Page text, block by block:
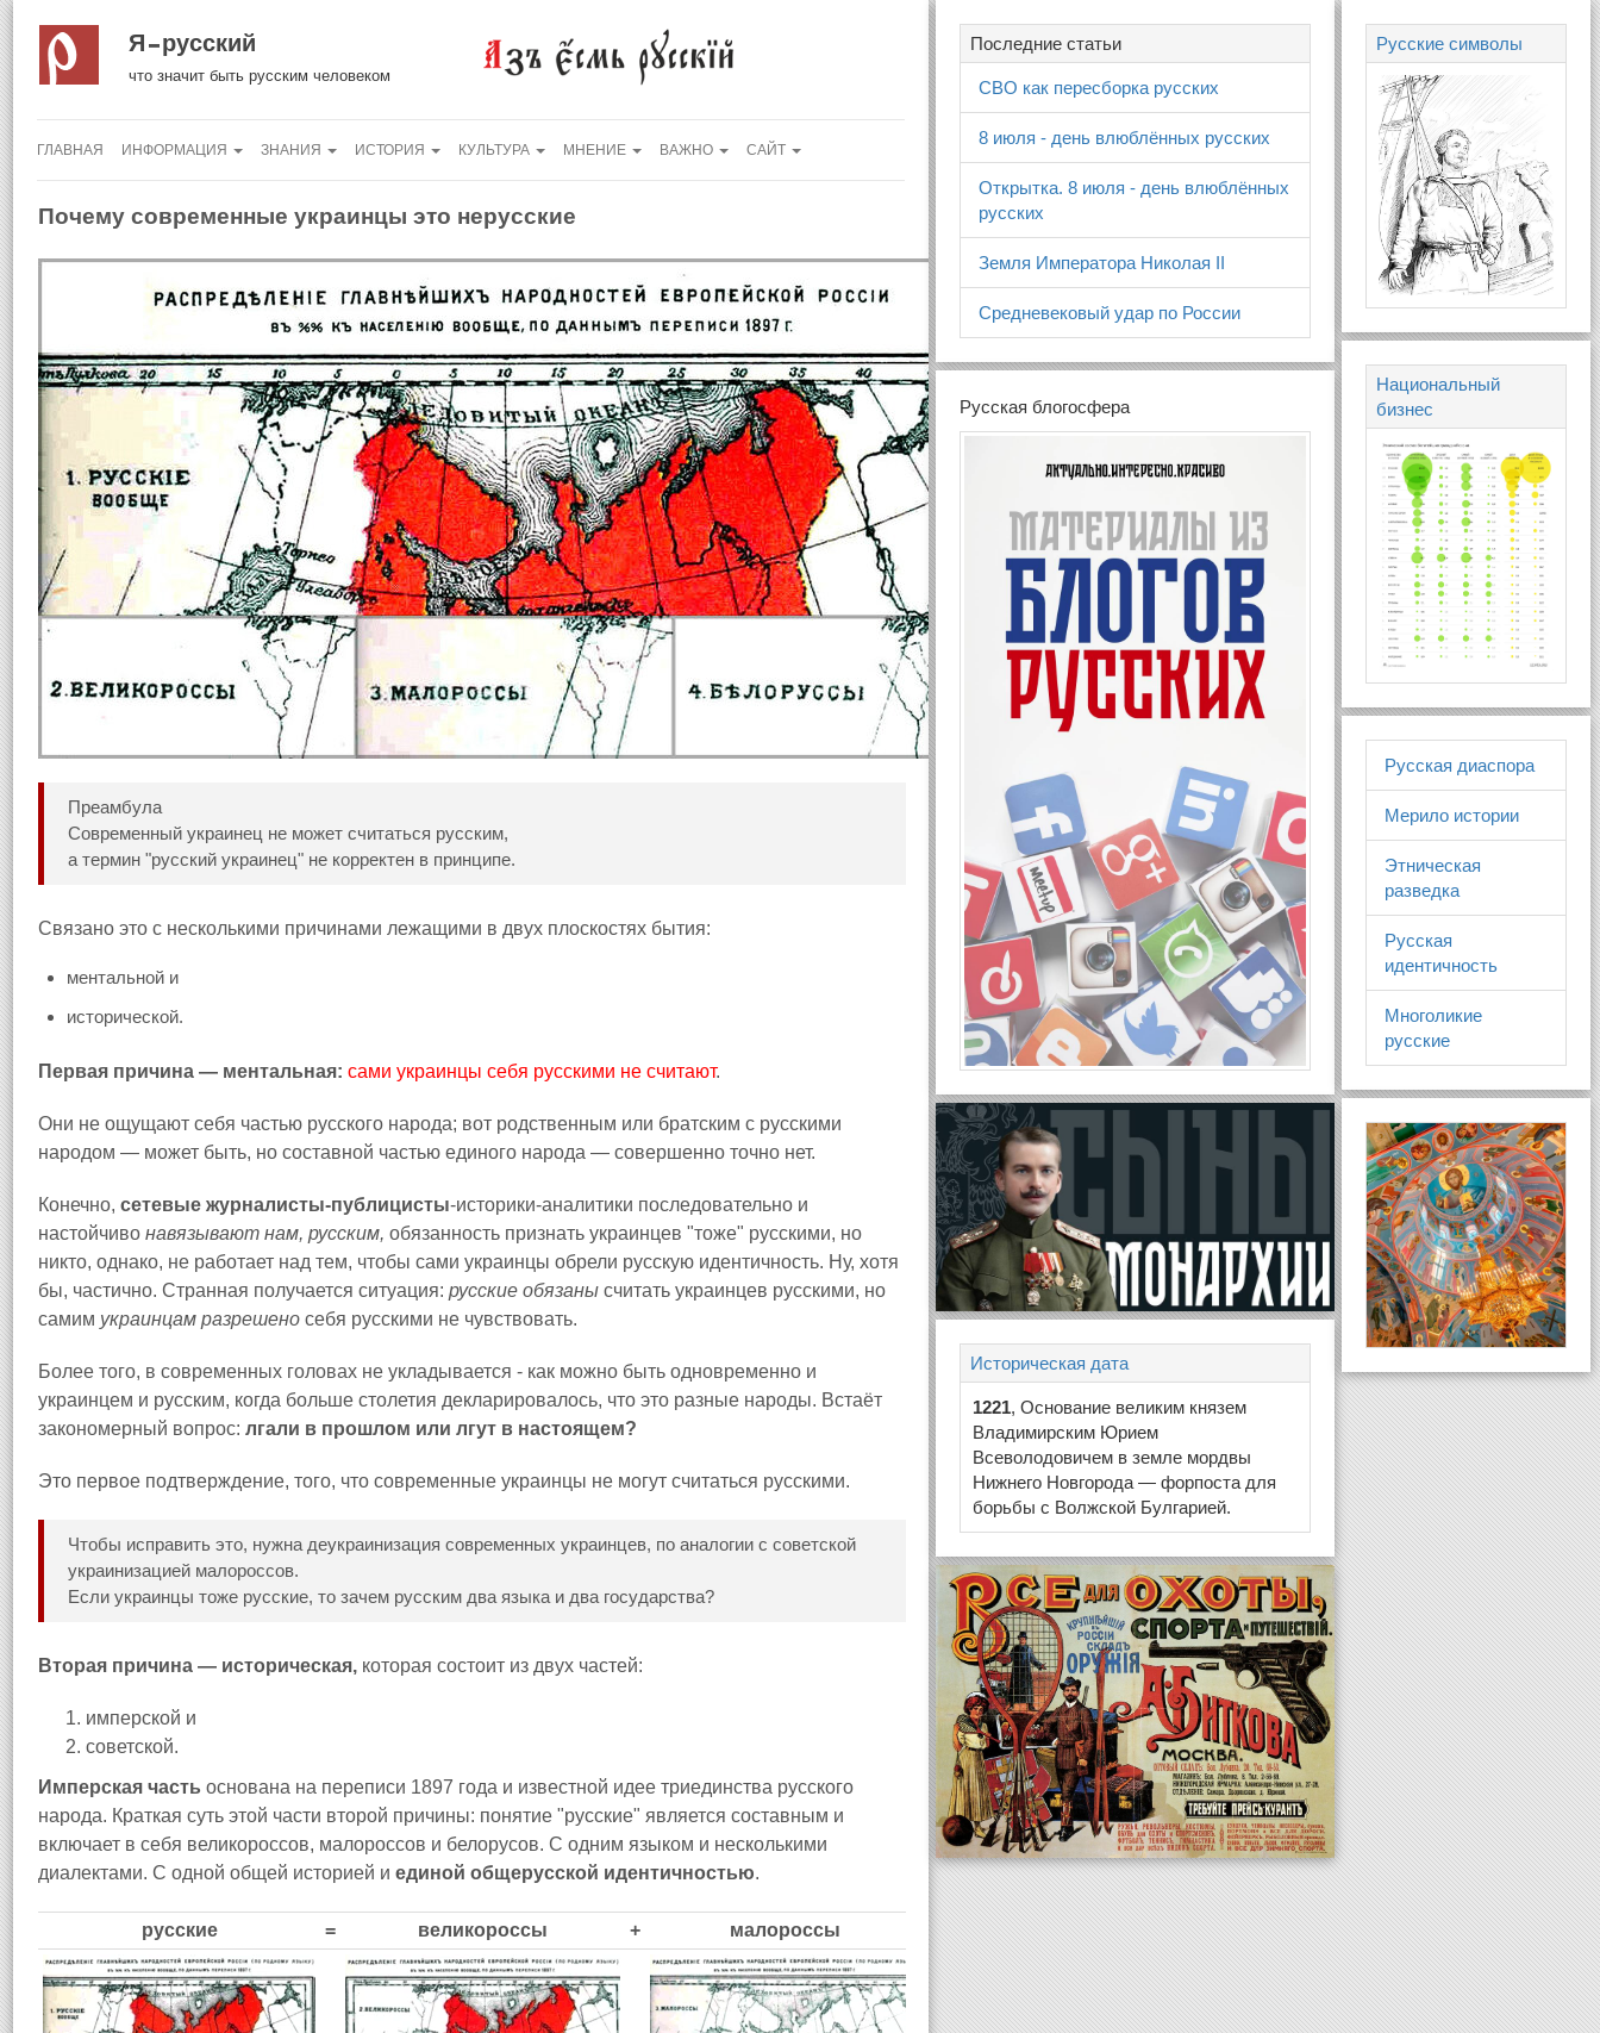
Я русский
что значит быть русским человеком
ГЛАВНАЯ ИНФОРМАЦИЯ ЗНАНИЯ ИСТОРИЯ КУЛЬТУРА МНЕНИЕ ВАЖНО САЙТ
Почему современные украинцы это нерусские
Преамбула
Современный украинец не может считаться русским,
а термин "русский украинец" не корректен в принципе.
Связано это с несколькими причинами лежащими в двух плоскостях бытия:
ментальной и
исторической.
Первая причина — ментальная: сами украинцы себя русскими не считают.
Они не ощущают себя частью русского народа; вот родственным или братским с русскими
народом — может быть, но составной частью единого народа — совершенно точно нет.
Конечно, сетевые журналисты-публицисты-историки-аналитики последовательно и
настойчиво навязывают нам, русским, обязанность признать украинцев "тоже" русскими, но
никто, однако, не работает над тем, чтобы сами украинцы обрели русскую идентичность. Ну, хотя
бы, частично. Странная получается ситуация: русские обязаны считать украинцев русскими, но
самим украинцам разрешено себя русскими не чувствовать.
Более того, в современных головах не укладывается - как можно быть одновременно и
украинцем и русским, когда больше столетия декларировалось, что это разные народы. Встаёт
закономерный вопрос: лгали в прошлом или лгут в настоящем?
Это первое подтверждение, того, что современные украинцы не могут считаться русскими.
Чтобы исправить это, нужна деукраинизация современных украинцев, по аналогии с советской
украинизацией малороссов.
Если украинцы тоже русские, то зачем русским два языка и два государства?
Вторая причина — историческая, которая состоит из двух частей:
имперской и
советской.
Имперская часть основана на переписи 1897 года и известной идее триединства русского
народа. Краткая суть этой части второй причины: понятие "русские" является составным и
включает в себя великороссов, малороссов и белорусов. С одним языком и несколькими
диалектами. С одной общей историей и единой общерусской идентичностью.
русские = великороссы + малороссы
Последние статьи
СВО как пересборка русских
8 июля - день влюблённых русских
Открытка. 8 июля - день влюблённых
русских
Земля Императора Николая II
Средневековый удар по России
Русская блогосфера
Историческая дата
1221, Основание великим князем
Владимирским Юрием
Всеволодовичем в земле мордвы
Нижнего Новгорода — форпоста для
борьбы с Волжской Булгарией.
Русские символы
Национальный
бизнес
Русская диаспора
Мерило истории
Этническая
разведка
Русская
идентичность
Многоликие
русские